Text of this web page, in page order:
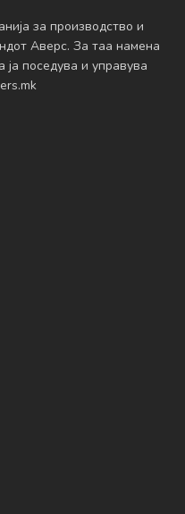
за производство и
Аверс. За таа намена
поседува и управува